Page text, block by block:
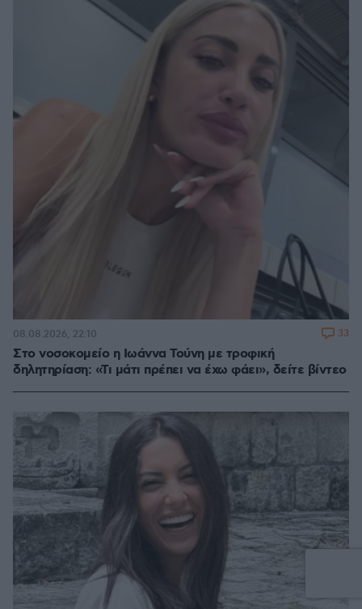
Στο νοσοκομείο η Ιωάννα Τούνη με τροφική
δηλητηρίαση: «Τι μάτι πρέπει να έχω φάει», δείτε βίντεο
08.08.2026, 22:10 33